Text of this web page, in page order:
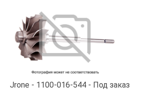
Jrone 1100-016-544 Под заказ